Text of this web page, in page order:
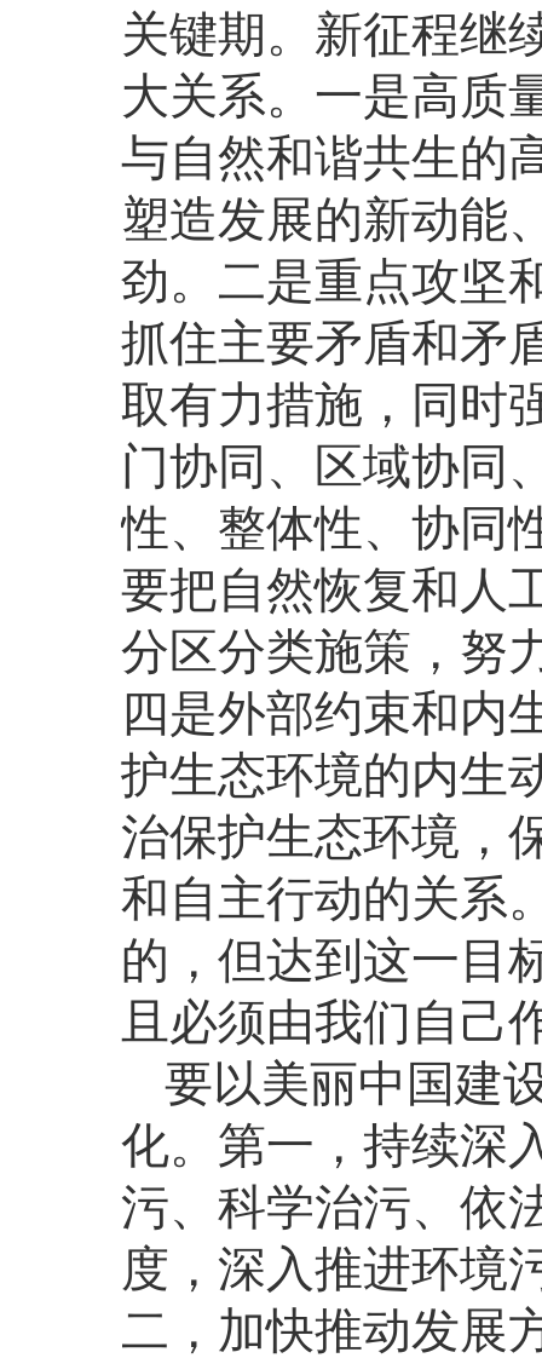
关键期。新征程继
大关系。一是高质
与自然和谐共生的
塑造发展的新动能
劲。二是重点攻坚
抓住主要矛盾和矛
取有力措施，同时
门协同、区域协同
性、整体性、协同
要把自然恢复和人
分区分类施策，努
四是外部约束和内
护生态环境的内生
治保护生态环境，
和自主行动的关系
的，但达到这一目
且必须由我们自己
要以美丽中国建
化。第一，持续深
污、科学治污、依
度，深入推进环境
二，加快推动发展